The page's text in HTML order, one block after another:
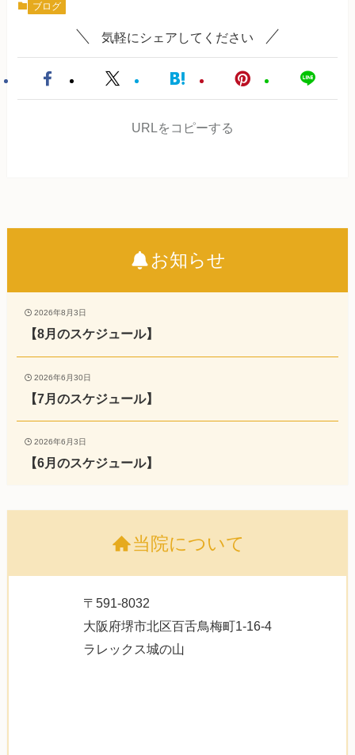
ブログ
気軽にシェアしてください
URLをコピーする
お知らせ
2026年8月3日
【8月のスケジュール】
2026年6月30日
【7月のスケジュール】
2026年6月3日
【6月のスケジュール】
当院について
〒591-8032
大阪府堺市北区百舌鳥梅町1-16-4
ラレックス城の山